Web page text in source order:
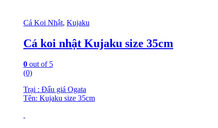
Cá Koi Nhật, Kujaku
Cá koi nhật Kujaku size 35cm
0 out of 5
(0)
Trại : Đấu giá Ogata
Tên: Kujaku size 35cm